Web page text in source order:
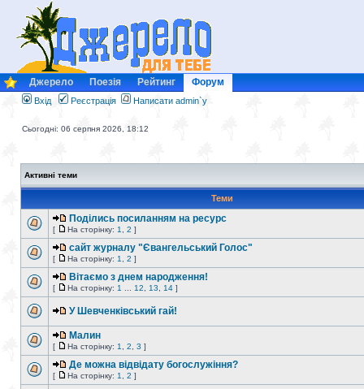
Джерело Поезія Рейтинг Форум
Вхід Реєстрація Написати admin`у
Сьогодні: 06 серпня 2026, 18:12
Активні теми
Теми
Поділись посиланням на ресурс
[ На сторінку: 1 2 ]
сайт журналу "Євангельський Голос"
[ На сторінку: 1 2 ]
Вітаємо з днем народження!
[ На сторінку: 1 12 13 14 ]
У Шевченківський гай!
Малин
[ На сторінку: 1 2 3 ]
Де можна відвідату богослужіння?
[ На сторінку: 1 2 ]